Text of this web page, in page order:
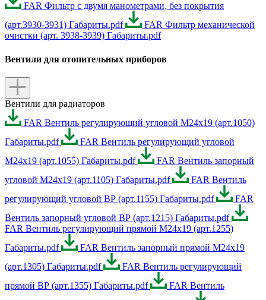
FAR Фильтр с двумя манометрами, без покрытия
(арт.3930-3931) Габариты.pdf
FAR Фильтр механической
очистки (арт. 3938-3939) Габариты.pdf
Вентили для отопительных приборов
Вентили для радиаторов
FAR Вентиль регулирующий угловой М24х19 (арт.1050)
Габариты.pdf
FAR Вентиль регулирующий угловой
М24х19 (арт.1055) Габариты.pdf
FAR Вентиль запорный
угловой М24х19 (арт.1105) Габариты.pdf
FAR Вентиль
регулирующий угловой ВР (арт.1155) Габариты.pdf
FAR
Вентиль запорный угловой ВР (арт.1215) Габариты.pdf
FAR Вентиль регулирующий прямой М24х19 (арт.1255)
Габариты.pdf
FAR Вентиль запорный прямой М24х19
(арт.1305) Габариты.pdf
FAR Вентиль регулирующий
прямой ВР (арт.1355) Габариты.pdf
FAR Вентиль